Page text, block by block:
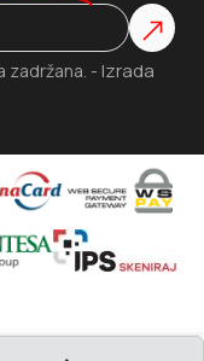
zadržana. - Izrada